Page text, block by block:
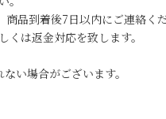
品到着後7日以内にご連絡く
は返金対応を致します。
い場合がございます。